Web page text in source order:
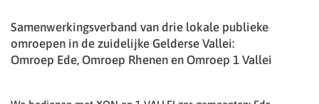
Samenwerkingsverband van drie lokale publieke
omroepen in de zuidelijke Gelderse Vallei:
Omroep Ede, Omroep Rhenen en Omroep 1 Vallei